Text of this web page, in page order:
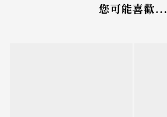
您可能喜歡...